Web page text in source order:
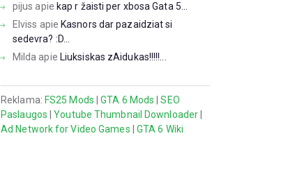
pijus apie kap r žaisti per xbosa Gata 5...
Elviss apie Kasnors dar pazaidziat si
sedevra? :D...
Milda apie Liuksiskas zAidukas!!!!!...
Reklama: FS25 Mods |GTA 6 Mods |SEO
Paslaugos |Youtube Thumbnail Downloader
Ad Network for Video Games
GTA 6 Wiki